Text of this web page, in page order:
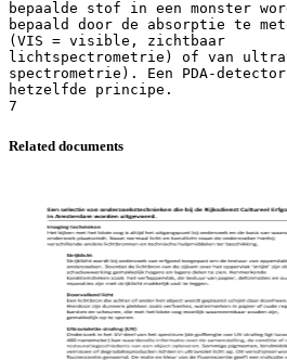
Related documents